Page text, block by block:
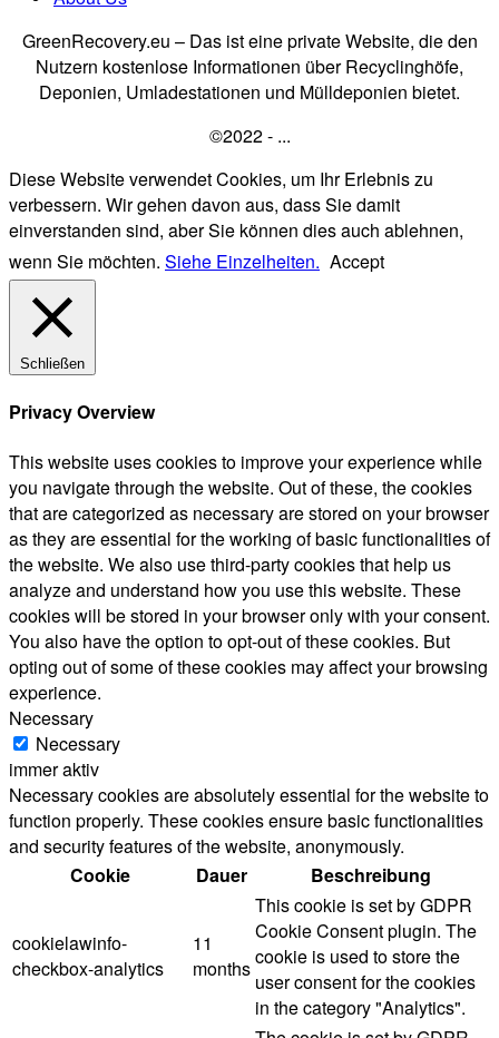
GreenRecovery.eu – Das ist eine private Website, die den
Nutzern kostenlose Informationen über Recyclinghöfe,
Deponien, Umladestationen und Mülldeponien bietet.
©2022 - ...
Diese Website verwendet Cookies, um Ihr Erlebnis zu
verbessern. Wir gehen davon aus, dass Sie damit
einverstanden sind, aber Sie können dies auch ablehnen,
wenn Sie möchten. Siehe Einzelheiten. Accept
Schließen
Privacy Overview
This website uses cookies to improve your experience while
you navigate through the website. Out of these, the cookies
that are categorized as necessary are stored on your browser
as they are essential for the working of basic functionalities of
the website. We also use third-party cookies that help us
analyze and understand how you use this website. These
cookies will be stored in your browser only with your consent.
You also have the option to opt-out of these cookies. But
opting out of some of these cookies may affect your browsing
experience.
Necessary
Necessary
immer aktiv
Necessary cookies are absolutely essential for the website to
function properly. These cookies ensure basic functionalities
and security features of the website, anonymously.
Cookie
Dauer Beschreibung
cookielawinfo-
checkbox-analytics
11
months
This cookie is set by GDPR
Cookie Consent plugin. The
cookie is used to store the
user consent for the cookies
in the category "Analytics".